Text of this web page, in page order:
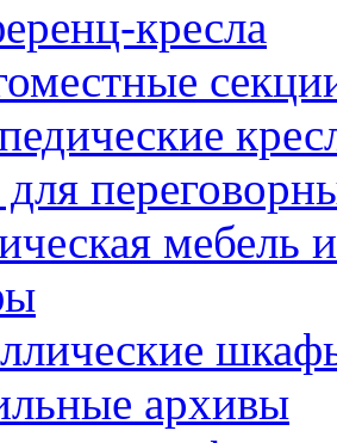
кресла
мебель
архивы